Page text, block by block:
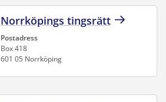
Norrköpings tingsrätt
Postadress
Box 418
601 05 Norrköping